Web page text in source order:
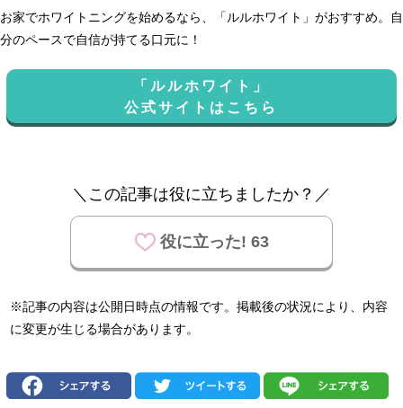
お家でホワイトニングを始めるなら、「ルルホワイト」がおすすめ。自
分のペースで自信が持てる口元に！
「ルルホワイト」
公式サイトはこちら
＼この記事は役に立ちましたか？／
役に立った! 63
※記事の内容は公開日時点の情報です。掲載後の状況により、内容
に変更が生じる場合があります。